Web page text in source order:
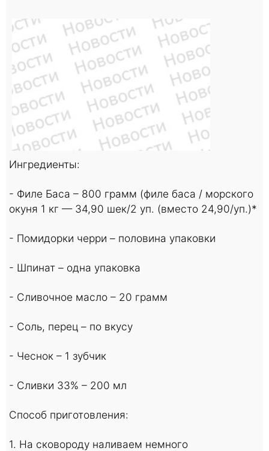
Ингредиенты:
- Филе Баса – 800 грамм (филе баса / морского
окуня 1 кг — 34,90 шек/2 уп. (вместо 24,90/уп.)*
- Помидорки черри – половина упаковки
- Шпинат – одна упаковка
- Сливочное масло – 20 грамм
- Соль, перец – по вкусу
- Чеснок – 1 зубчик
- Сливки 33% – 200 мл
Способ приготовления:
1. На сковороду наливаем немного